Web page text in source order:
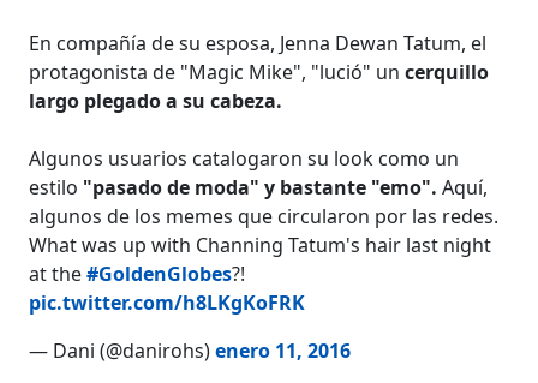
En compañía de su esposa, Jenna Dewan Tatum, el
protagonista de "Magic Mike", "lució" uncerquillo
largo plegado a su cabeza.
Algunos usuarios catalogaron su look como un
estilo "pasado de moda" y bastante "emo". Aquí,
algunos de los memes que circularon por las redes.
What was up with Channing Tatum's hair last night
at the#GoldenGlobes?!
pic.twitter.com/h8LKgKoFRK
— Dani (@danirohs)enero 11, 2016